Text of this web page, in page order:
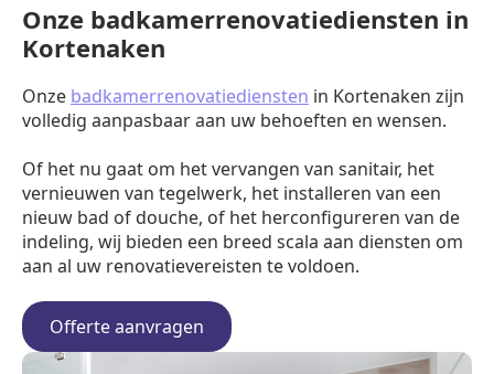
Onze badkamerrenovatiediensten in
Kortenaken
Onze badkamerrenovatiediensten in Kortenaken zijn
volledig aanpasbaar aan uw behoeften en wensen.
Of het nu gaat om het vervangen van sanitair, het
vernieuwen van tegelwerk, het installeren van een
nieuw bad of douche, of het herconfigureren van de
indeling, wij bieden een breed scala aan diensten om
aan al uw renovatievereisten te voldoen.
Offerte aanvragen